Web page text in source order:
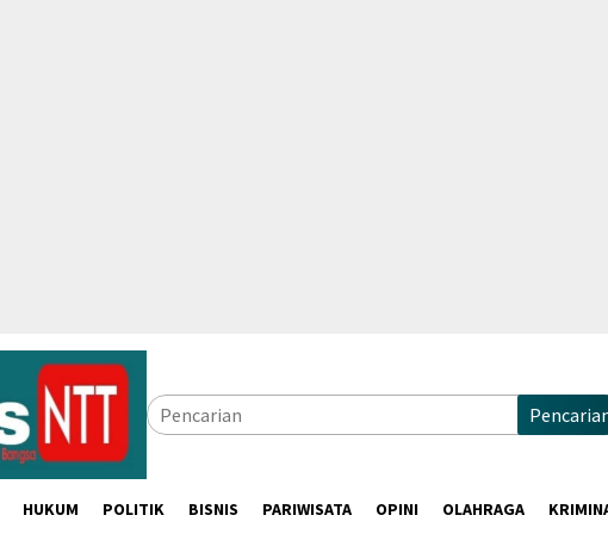
HUKUM POLITIK BISNIS PARIWISATA OPINI OLAHRAGA